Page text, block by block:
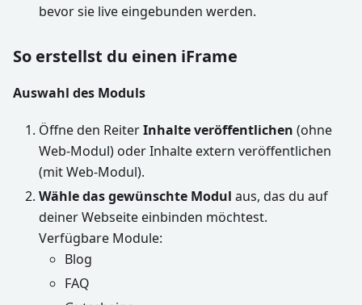
bevor sie live eingebunden werden.
So erstellst du einen iFrame
Auswahl des Moduls
Öffne den ReiterInhalte veröffentlichen (ohne
Web-Modul) oder Inhalte extern veröffentlichen
(mit Web-Modul).
Wähle das gewünschte Modul aus, das du auf
deiner Webseite einbinden möchtest.
Verfügbare Module:
Blog
FAQ